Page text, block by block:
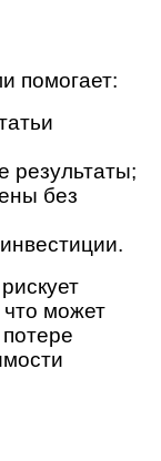
помогает:
результаты;
без
может